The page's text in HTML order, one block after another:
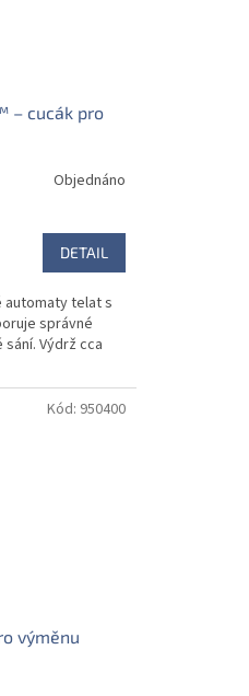
– cucák pro
Objednáno
DETAIL
automaty telat s
správné
Výdrž cca
výměnu
Kód: 950400